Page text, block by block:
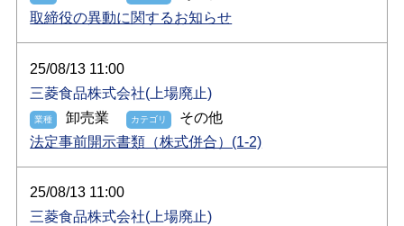
取締役の異動に関するお知らせ
25/08/13 11:00
三菱食品株式会社(上場廃止)
卸売業
その他
法定事前開示書類（株式併合）(1-2)
25/08/13 11:00
三菱食品株式会社(上場廃止)